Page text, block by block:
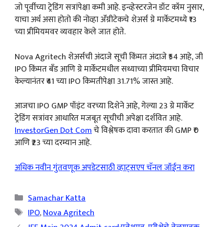
जो पूर्वीच्या ट्रेडिंग सत्रांपेक्षा कमी आहे. इन्व्हेस्टरजेन डॉट कॉम नुसार,
याचा अर्थ असा होतो की नोव्हा ॲग्रीटेकचे शेअर्स ग्रे मार्केटमध्ये ₹13
च्या प्रीमियमवर व्यवहार केले जात होते.
Nova Agritech शेअर्सची अंदाजे सूची किंमत अंदाजे ₹54 आहे, जी
IPO किंमत बँड आणि ग्रे मार्केटमधील सध्याच्या प्रीमियमचा विचार
केल्यानंतर ₹41 च्या IPO किमतीपेक्षा 31.71% जास्त आहे.
आजचा IPO GMP पॉइंट वरच्या दिशेने आहे, गेल्या 23 ग्रे मार्केट
ट्रेडिंग सत्रांवर आधारित मजबूत सूचीची अपेक्षा दर्शवित आहे.
InvestorGen Dot Comचे विश्लेषक दावा करतात की GMP ₹0
आणि ₹23 च्या दरम्यान आहे.
अधिक नवीन गुंतवणूक अपडेटसाठी व्हाट्सएप चॅनल जॉईन करा
Categories
Samachar Katta
Tags
IPO,Nova Agritech